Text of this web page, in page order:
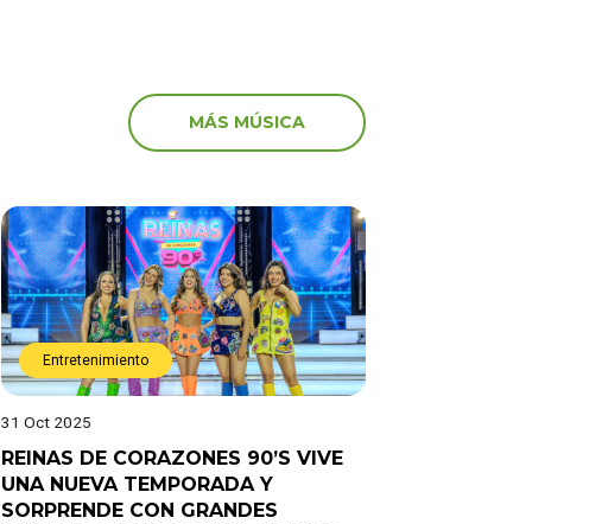
MÁS MÚSICA
Entretenimiento
31 Oct 2025
REINAS DE CORAZONES 90’S VIVE
UNA NUEVA TEMPORADA Y
SORPRENDE CON GRANDES